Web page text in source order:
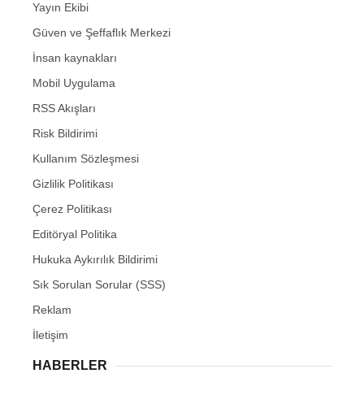
Yayın Ekibi
Güven ve Şeffaflık Merkezi
İnsan kaynakları
Mobil Uygulama
RSS Akışları
Risk Bildirimi
Kullanım Sözleşmesi
Gizlilik Politikası
Çerez Politikası
Editöryal Politika
Hukuka Aykırılık Bildirimi
Sık Sorulan Sorular (SSS)
Reklam
İletişim
HABERLER